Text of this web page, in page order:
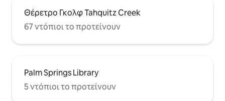
Θέρετρο Γκολφ Tahquitz Creek
67 ντόπιοι το προτείνουν
Palm Springs Library
5 ντόπιοι το προτείνουν